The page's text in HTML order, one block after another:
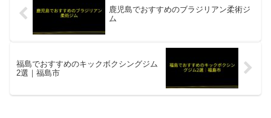
鹿児島でおすすめのブラジリアン柔術ジ
ム
福島でおすすめのキックボクシングジム
2選｜福島市